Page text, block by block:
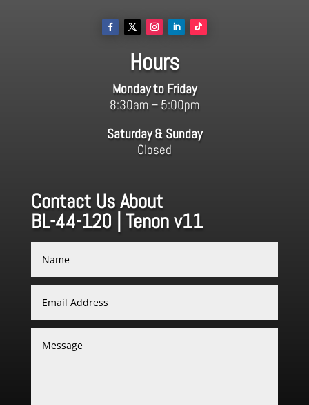
Hours
Monday to Friday
8:30am – 5:00pm
Saturday & Sunday
Closed
Contact Us About
BL-44-120 | Tenon v11